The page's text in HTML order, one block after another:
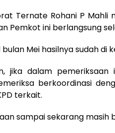
Ternate Rohani P Mahli
Pemkot ini berlangsung
bulan Mei hasilnya sudah
jika dalam
berkoordinasi
terkait.
sampai sekarang masih